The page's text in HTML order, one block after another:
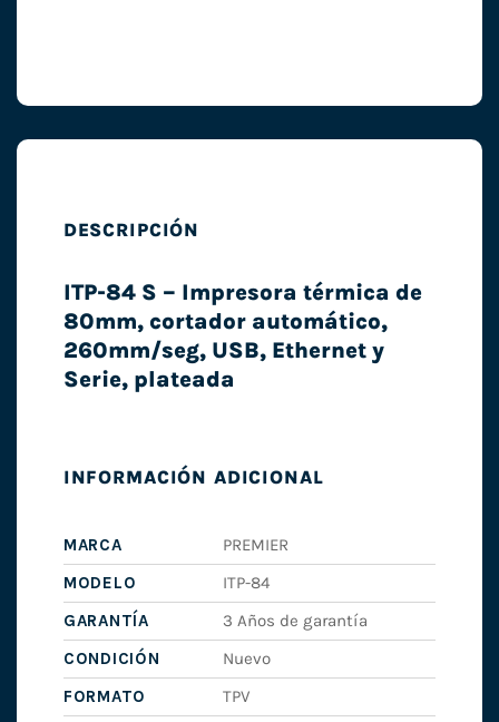
DESCRIPCIÓN
ITP-84 S – Impresora térmica de
80mm, cortador automático,
260mm/seg, USB, Ethernet y
Serie, plateada
INFORMACIÓN ADICIONAL
MARCA
PREMIER
MODELO
ITP-84
GARANTÍA
3 Años de garantía
CONDICIÓN
Nuevo
FORMATO
TPV